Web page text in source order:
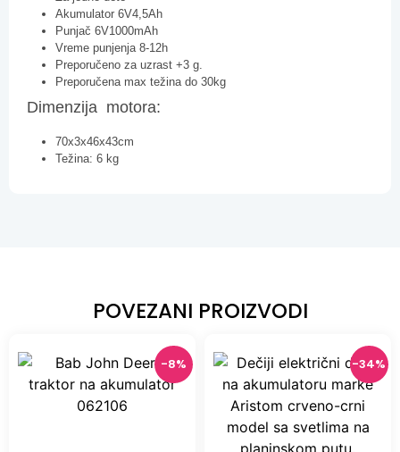
Preporučeno za uzrast +3 g.
Preporučena max težina do 30kg
Dimenzija motora:
70x3x46x43cm
Težina: 6 kg
-8%
-8%
Baby John Deere traktor
Auto Džip na Akumulator
Aristom 277